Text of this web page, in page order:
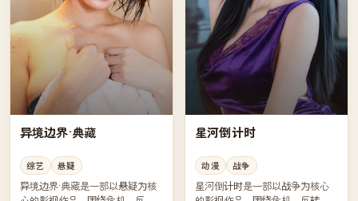
异境边界·典藏
综艺 悬疑
异境边界·典藏是一部以悬疑为核
星河倒计时
动漫 战争
星河倒计时是一部以战争为核心